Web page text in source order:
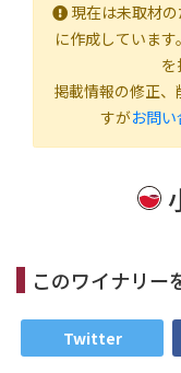
現在は未取材の
に作成していま
を
掲載情報の修正
すがお問い
このワイナリー
Twitter